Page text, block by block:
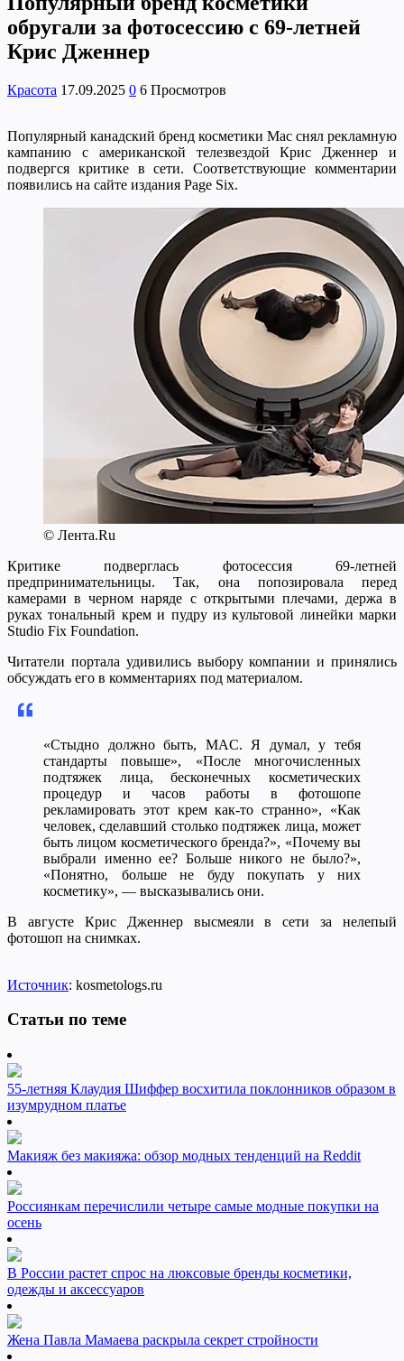
обругали за фотосессию с 69-летней
Крис Дженнер
Красота 17.09.2025 0 6 Просмотров
Популярный канадский бренд косметики Mac снял рекламную
кампанию с американской телезвездой Крис Дженнер и
подвергся критике в сети. Соответствующие комментарии
появились на сайте издания Page Six.
© Лента.Ru
Критике подверглась фотосессия 69-летней
предпринимательницы. Так, она попозировала перед
камерами в черном наряде с открытыми плечами, держа в
руках тональный крем и пудру из культовой линейки марки
Studio Fix Foundation.
Читатели портала удивились выбору компании и принялись
обсуждать его в комментариях под материалом.
«Стыдно должно быть, MAC. Я думал, у тебя
стандарты повыше», «После многочисленных
подтяжек лица, бесконечных косметических
процедур и часов работы в фотошопе
рекламировать этот крем как-то странно», «Как
человек, сделавший столько подтяжек лица, может
быть лицом косметического бренда?», «Почему вы
выбрали именно ее? Больше никого не было?»,
«Понятно, больше не буду покупать у них
косметику», — высказывались они.
В августе Крис Дженнер высмеяли в сети за нелепый
фотошоп на снимках.
Источник: kosmetologs.ru
Статьи по теме
55-летняя Клаудия Шиффер восхитила поклонников образом в
изумрудном платье
Макияж без макияжа: обзор модных тенденций на Reddit
Россиянкам перечислили четыре самые модные покупки на
осень
В России растет спрос на люксовые бренды косметики,
одежды и аксессуаров
Жена Павла Мамаева раскрыла секрет стройности